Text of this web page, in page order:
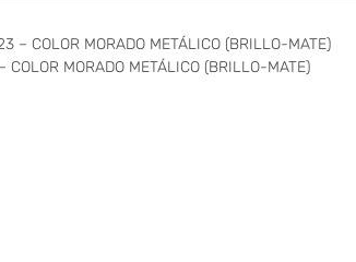
– COLOR MORADO METÁLICO (BRILLO-MATE)
MORADO METÁLICO (BRILLO-MATE)